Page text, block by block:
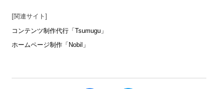
[関連サイト]
コンテンツ制作代行「Tsumugu」
ホームページ制作「Nobil」